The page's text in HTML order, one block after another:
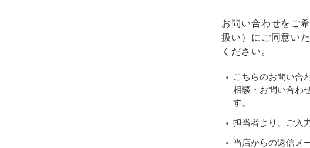
お問い合わせをご
扱い）にご同意い
ください。
こちらのお問い合
相談・お問い合わ
す。
担当者より、ご入
当店からの返信メ